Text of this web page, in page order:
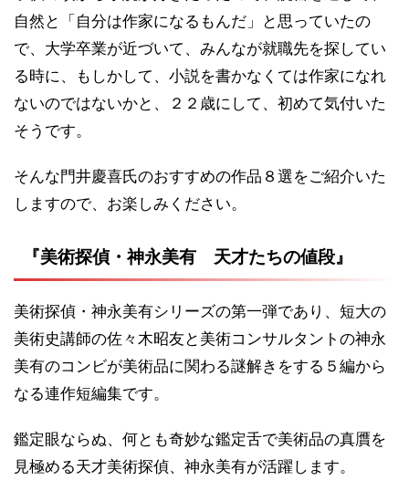
自然と「自分は作家になるもんだ」と思っていたの
で、大学卒業が近づいて、みんなが就職先を探してい
る時に、もしかして、小説を書かなくては作家になれ
ないのではないかと、２２歳にして、初めて気付いた
そうです。
そんな門井慶喜氏のおすすめの作品８選をご紹介いた
しますので、お楽しみください。
『美術探偵・神永美有 天才たちの値段』
美術探偵・神永美有シリーズの第一弾であり、短大の
美術史講師の佐々木昭友と美術コンサルタントの神永
美有のコンビが美術品に関わる謎解きをする５編から
なる連作短編集です。
鑑定眼ならぬ、何とも奇妙な鑑定舌で美術品の真贋を
見極める天才美術探偵、神永美有が活躍します。